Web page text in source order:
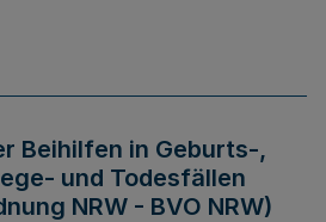
Beihilfen in Geburts-,
und Todesfällen
NRW - BVO NRW)